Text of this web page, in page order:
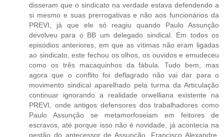
disseram que o sindicato na verdade estava defendendo a
si mesmo e suas prerrogativas e não aos funcionários da
PREVI, já que ele só reagiu quando Paulo Assunção
devolveu para o BB um delegado sindical. Em todos os
episódios anteriores, em que as vítimas não eram ligadas
ao sindicato, este fechou os olhos, os ouvidos e emudeceu
como os três macaquinhos da fábula. Tudo bem, mas
agora que o conflito foi deflagrado não vai dar para o
movimento sindical aparelhado pela turma da Articulação
continuar ignorando a realidade orwelliana existente na
PREVI, onde antigos defensores dos trabalhadores como
Paulo Assunção se metamorfoseiam em feitores de
escravos, até porque isso não é novidade, já acontecia na
gestão do antecessor de Assunção, Francisco Alexandre.